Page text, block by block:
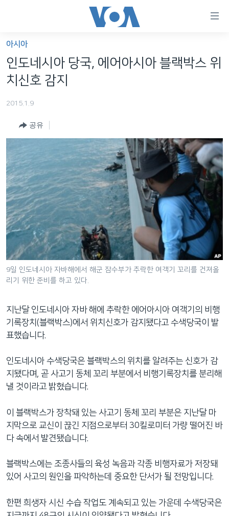
가
능
링
츠
로
이
동
메
인
네
비
이
로
이
동
으
세계
프로그램
FOLLOW US
언어 선택
아시아
인도네시아 당국, 에어아시아 블랙박스 위
치신호 감지
2015.1.9
공유
9일 인도네시아 자바해에서 해군 잠수부가 추락한 여객기 꼬리를 건져올
리기 위한 준비를 하고 있다.
지난달 인도네시아 자바 해에 추락한 에어아시아 여객기의 비행
기록장치(블랙박스)에서 위치신호가 감지됐다고 수색당국이 발
표했습니다.
인도네시아 수색당국은 블랙박스의 위치를 알려주는 신호가 감
지됐다며, 곧 사고기 동체 꼬리 부분에서 비행기록장치를 분리해
낼 것이라고 밝혔습니다.
이 블랙박스가 장착돼 있는 사고기 동체 꼬리 부분은 지난달 마
지막으로 교신이 끊긴 지점으로부터 30킬로미터 가량 떨어진 바
다 속에서 발견됐습니다.
블랙박스에는 조종사들의 육성 녹음과 각종 비행자료가 저장돼
있어 사고의 원인을 파악하는데 중요한 단서가 될 전망입니다.
한편 희생자 시신 수습 작업도 계속되고 있는 가운데 수색당국은